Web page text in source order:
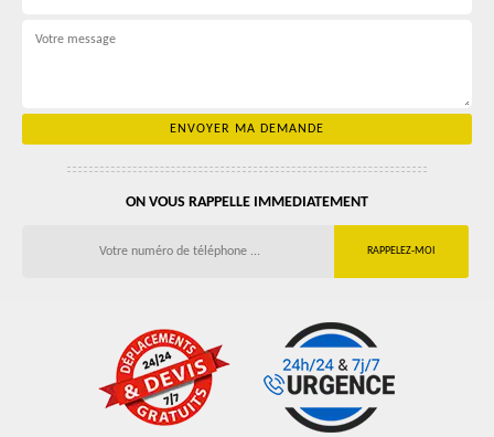
ON VOUS RAPPELLE IMMEDIATEMENT